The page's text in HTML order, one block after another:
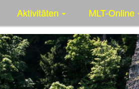
Aktivitäten MLT-Online